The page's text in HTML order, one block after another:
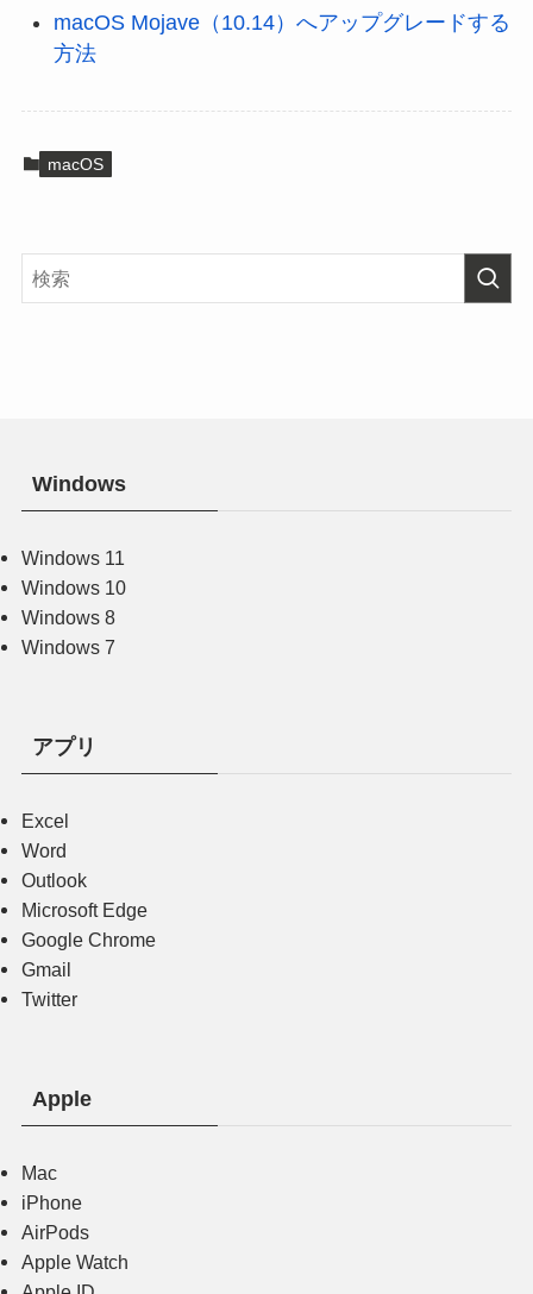
macOS Mojave（10.14）へアップグレードする
方法
macOS
Windows
Windows 11
Windows 10
Windows 8
Windows 7
アプリ
Excel
Word
Outlook
Microsoft Edge
Google Chrome
Gmail
Twitter
Apple
Mac
iPhone
AirPods
Apple Watch